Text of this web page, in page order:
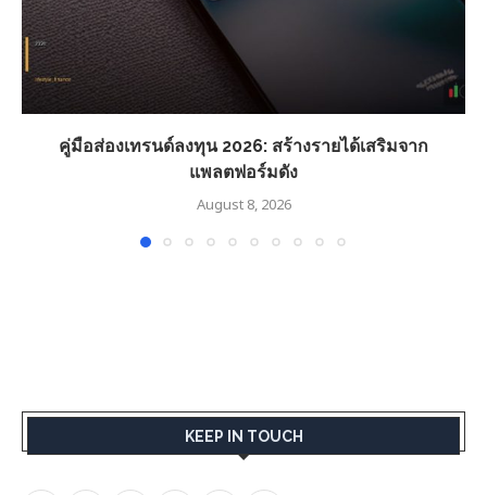
คู่มือส่องเทรนด์ลงทุน 2026: สร้างรายได้เสริมจาก
แพลตฟอร์มดัง
August 8, 2026
KEEP IN TOUCH